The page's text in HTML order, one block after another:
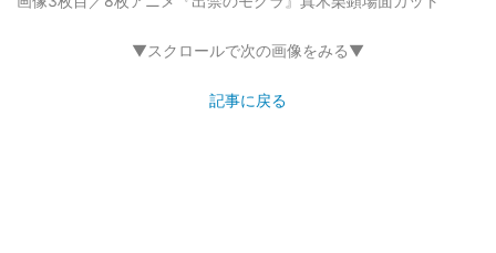
▼スクロールで次の画像をみる▼
記事に戻る